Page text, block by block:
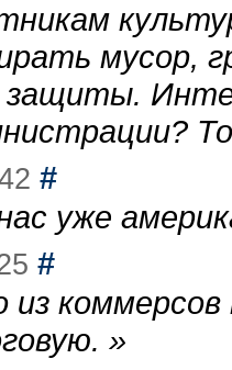
мусор,
#
уже
#
из
»